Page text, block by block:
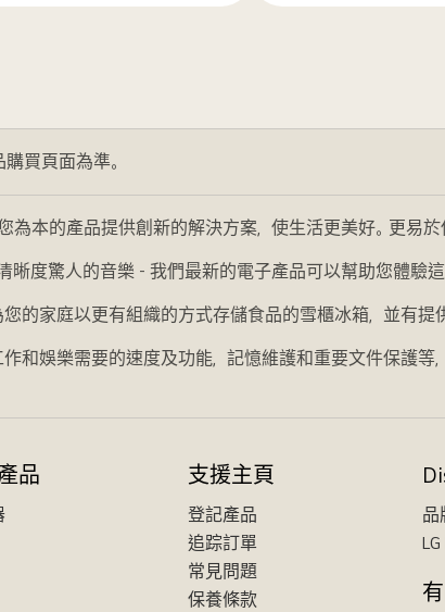
買頁面為準。
本的產品提供創新的解決方案，使生活更美好。更易於
度驚人的音樂 - 我們最新的電子產品可以幫助您體驗
的家庭以更有組織的方式存儲食品的雪櫃冰箱，並有提
娛樂需要的速度及功能，記憶維護和重要文件保護等
品 支援主頁
登記產品
追踪訂單
常見問題
保養條款
品